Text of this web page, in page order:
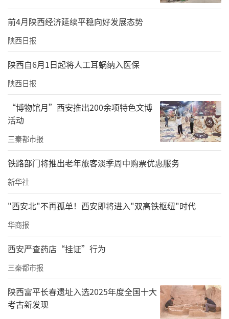
安徽展区的藏红花是“头雁”张小丽填补国内
“以前国内藏红花全靠进口，我就想试试在亳
州种出来。”从33颗种球起步，经30多年培
育，她不仅实现了藏红花仿野生种植，更让国
产藏红花的苷类成分含量达到进口的2-3倍。
作为“头雁”，张小丽不仅带动30余户农户种
植300多亩藏红花，每季花期还能带动600至10
00人就业，年销30万吨种球种苗。
四年来，西北农林科技大学已承担陕西、甘
肃、宁夏等8省份共5591名“头雁”的培育任
务。这些学员累计带动近5万个新型农业经营主
体和20万农户共同发展，真正实现了从“一人
致富”到“带富一方”的跨越。（
涵）
责任编辑：白睿祺 赵森
前4月陕西经济延续平稳向好发展态势
陕西日报
陕西自6月1日起将人工耳蜗纳入医保
陕西日报
“博物馆月”西安推出200余项特色文博
活动
三秦都市报
铁路部门将推出老年旅客淡季周中购票优惠服务
新华社
"西安北"不再孤单！西安即将进入"双高铁枢纽"时代
华商报
西安严查药店“挂证”行为
三秦都市报
陕西富平长春遗址入选2025年度全国十大
考古新发现